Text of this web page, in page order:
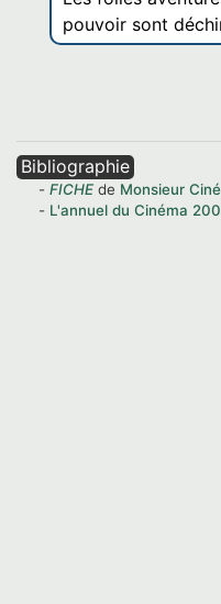
pouvoir sont
Bibliographie
FICHE de Monsieur
L'annuel du Cinéma